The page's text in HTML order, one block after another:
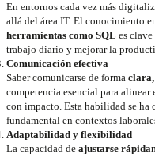
En entornos cada vez más
allá del área IT. El conocimiento
herramientas como SQL es
trabajo diario y mejorar la
Comunicación efectiva
Saber comunicarse de forma
competencia esencial para
con impacto. Esta habilidad se
fundamental en contextos
Adaptabilidad y flexibilidad
La capacidad de ajustarse